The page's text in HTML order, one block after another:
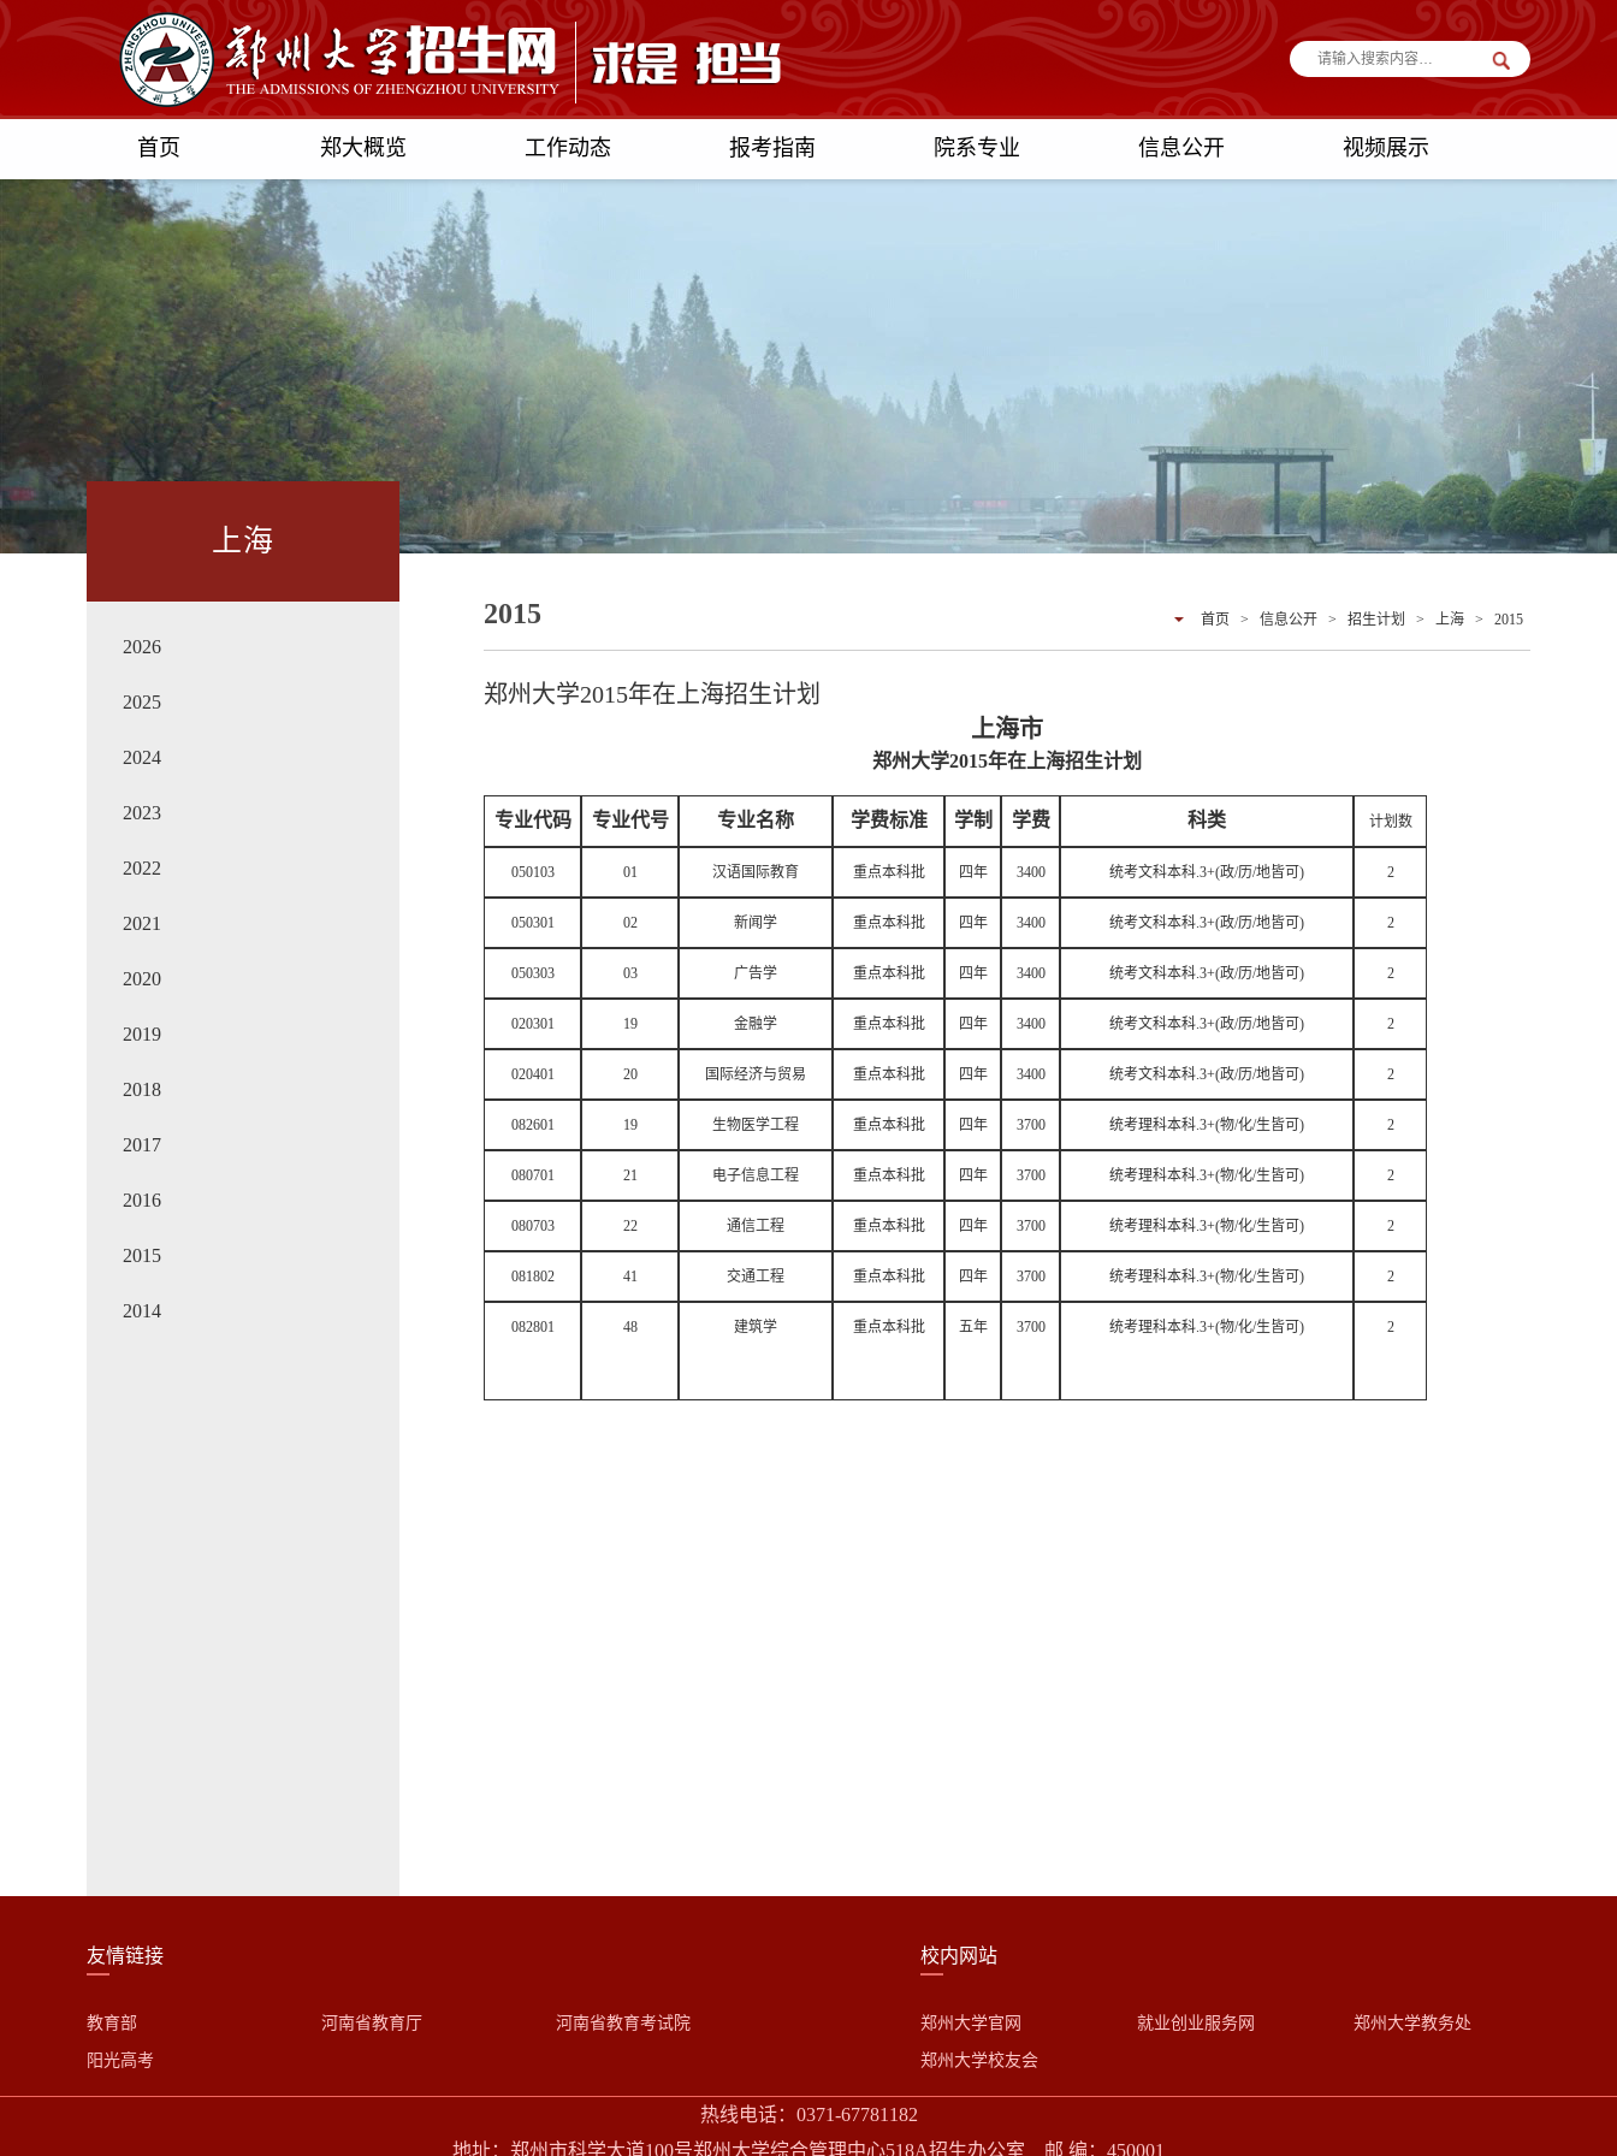
首页 郑大概览 工作动态 报考指南 院系专业 信息公开 视频展示
上海
2026
2025
2024
2023
2022
2021
2020
2019
2018
2017
2016
2015
2014
2015 首页 > 信息公开 > 招生计划 > 上海 > 2015
郑州大学2015年在上海招生计划
上海市
郑州大学2015年在上海招生计划
专业代码 专业代号 专业名称 学费标准 学制 学费 科类 计划数
050103 01 汉语国际教育 重点本科批 四年 3400 统考文科本科.3+(政/历/地皆可) 2
050301 02 新闻学 重点本科批 四年 3400 统考文科本科.3+(政/历/地皆可) 2
050303 03 广告学 重点本科批 四年 3400 统考文科本科.3+(政/历/地皆可) 2
020301 19 金融学 重点本科批 四年 3400 统考文科本科.3+(政/历/地皆可) 2
020401 20 国际经济与贸易 重点本科批 四年 3400 统考文科本科.3+(政/历/地皆可) 2
082601 19 生物医学工程 重点本科批 四年 3700 统考理科本科.3+(物/化/生皆可) 2
080701 21 电子信息工程 重点本科批 四年 3700 统考理科本科.3+(物/化/生皆可) 2
080703 22 通信工程 重点本科批 四年 3700 统考理科本科.3+(物/化/生皆可) 2
081802 41 交通工程 重点本科批 四年 3700 统考理科本科.3+(物/化/生皆可) 2
082801 48 建筑学 重点本科批 五年 3700 统考理科本科.3+(物/化/生皆可) 2
友情链接
教育部
阳光高考
河南省教育厅 河南省教育考试院
校内网站
郑州大学官网
郑州大学校友会
就业创业服务网 郑州大学教务处
热线电话：0371-67781182
地址：郑州市科学大道100号郑州大学综合管理中心518A招生办公室 邮 编：450001